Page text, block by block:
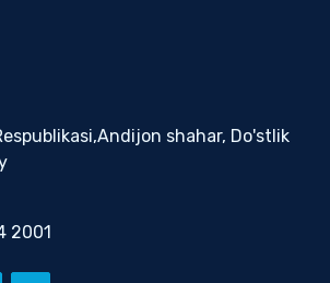
shahar, Do'stlik
2001